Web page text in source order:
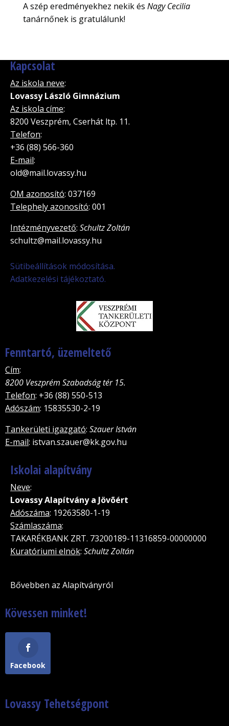
A szép eredményekhez nekik és Nagy Cecilia
tanárnőnek is gratulálunk!
Kapcsolat
Az iskola neve:
Lovassy László Gimnázium
Az iskola címe:
8200 Veszprém, Cserhát ltp. 11.
Telefon:
+36 (88) 566-360
E-mail:
old@mail.lovassy.hu
OM azonosító: 037169
Telephely azonosító: 001
Intézményvezető: Schultz Zoltán
schultz@mail.lovassy.hu
Sütibeállítások módosítása.
Adatkezelési tájékoztató.
Fenntartó, üzemeltető
Cím:
8200 Veszprém Szabadság tér 15.
Telefon: +36 (88) 550-513
Adószám: 15835530-2-19
Tankerületi igazgató: Szauer István
E-mail: istvan.szauer@kk.gov.hu
Iskolai alapítvány
Neve:
Lovassy Alapítvány a Jövõért
Adószáma: 19263580-1-19
Számlaszáma:
TAKARÉKBANK ZRT. 73200189-11316859-00000000
Kuratóriumi elnök: Schultz Zoltán
Bővebben az Alapítványról
Kövessen minket!
Facebook
Lovassy Tehetségpont